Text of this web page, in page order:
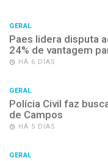
GERAL
Paes lidera disputa
24% de vantagem
HÁ 6 DIAS
GERAL
Polícia Civil faz
de Campos
HÁ 5 DIAS
GERAL